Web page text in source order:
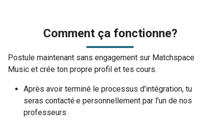
Comment ça fonctionne?
Postule maintenant sans engagement sur Matchspace
Music et crée ton propre profil et tes cours.
Après avoir terminé le processus d'intégration, tu
seras contacté·e personnellement par l'un de nos
professeurs.